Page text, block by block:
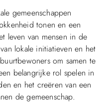
gemeenschappen
tonen en een
leven van mensen in de
lokale initiatieven en het
om samen te
belangrijke rol spelen in
en het creëren van een
de gemeenschap.